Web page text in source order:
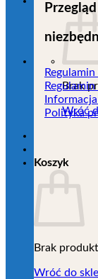
Brak
Wróć
Koszyk
Brak
Wróć do
Przegląd
Polityka